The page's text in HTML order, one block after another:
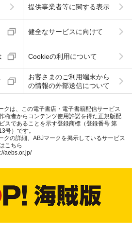
提供事業者等に関する表示
健全なサービスに向けて
Cookieの利用について
お客さまのご利用端末から
の情報の外部送信について
クは、この電子書店・電子書籍配信サービス
権者からコンテンツ使用許諾を得た正規版配
スであることを示す登録商標（登録番号 第
号）です。
クの詳細、ABJマークを掲示しているサービス
こちら
aebs.or.jp/